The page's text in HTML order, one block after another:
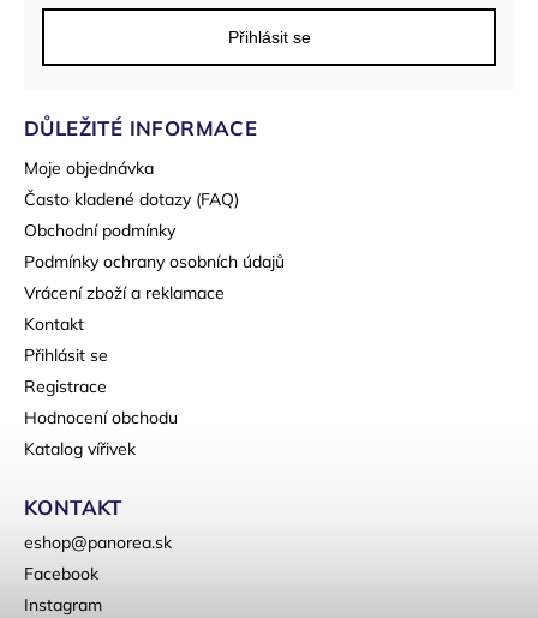
Přihlásit se
DŮLEŽITÉ INFORMACE
Moje objednávka
Často kladené dotazy (FAQ)
Obchodní podmínky
Podmínky ochrany osobních údajů
Vrácení zboží a reklamace
Kontakt
Přihlásit se
Registrace
Hodnocení obchodu
Katalog vířivek
KONTAKT
eshop@panorea.sk
Facebook
Instagram